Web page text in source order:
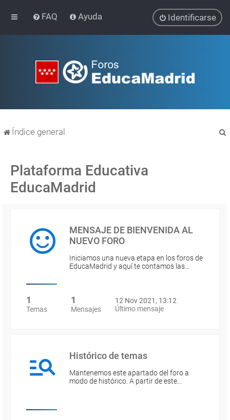
FAQ Ayuda Identificarse
Índice general
Plataforma Educativa
EducaMadrid
MENSAJE DE BIENVENIDA AL
NUEVO FORO
Iniciamos una nueva etapa en los foros de
EducaMadrid y aquí te contamos las…
1
Temas
1
Mensajes
12 Nov 2021, 13:12
Último mensaje
Histórico de temas
Mantenemos este apartado del foro a
modo de histórico. A partir de este…